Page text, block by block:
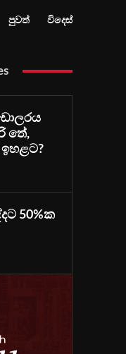
පුවත් විදෙස්
තේ,
50%ක